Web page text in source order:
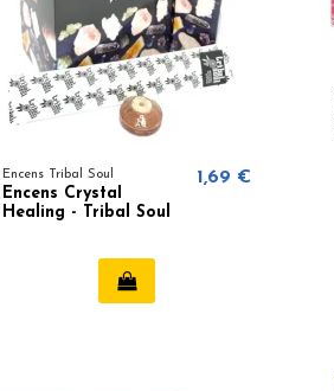
Encens Tribal Soul
Encens Crystal
Healing - Tribal Soul
1,69 €